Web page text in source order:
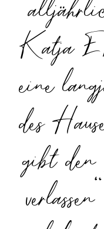
Katja
eine
des
gibt